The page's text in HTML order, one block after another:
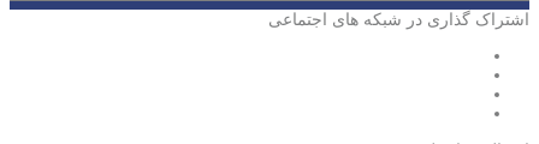
اشتراک گذاری در شبکه های اجتماعی